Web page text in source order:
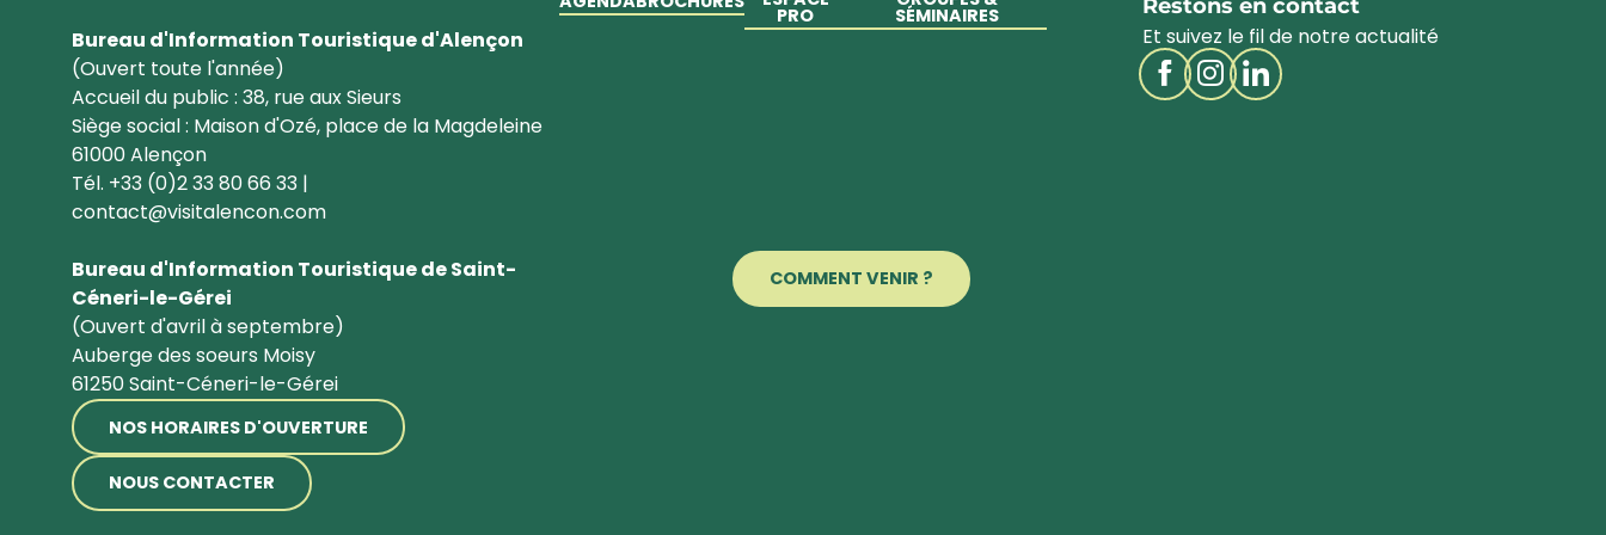
Bureau d'Information Touristique d'Alençon
(Ouvert toute l'année)
Accueil du public : 38, rue aux Sieurs
Siège social : Maison d'Ozé, place de la Magdeleine
61000 Alençon
Tél. +33 (0)2 33 80 66 33 |
contact@visitalencon.com
Bureau d'Information Touristique de Saint-
Céneri-le-Gérei
(Ouvert d'avril à septembre)
Auberge des soeurs Moisy
61250 Saint-Céneri-le-Gérei
NOS HORAIRES D'OUVERTURE
NOUS CONTACTER
COMMENT VENIR ?
PRO SÉMINAIRES Restons en contact
Et suivez le fil de notre actualité